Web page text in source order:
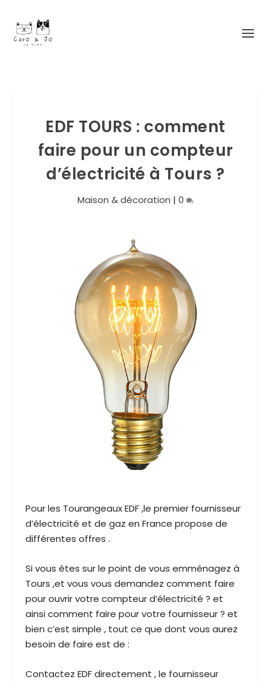
EDF TOURS : comment
faire pour un compteur
d’électricité à Tours ?
Maison & décoration | 0
Pour les Tourangeaux EDF ,le premier fournisseur
d’électricité et de gaz en France propose de
différentes offres .
Si vous êtes sur le point de vous emménagez à
Tours ,et vous vous demandez comment faire
pour ouvrir votre compteur d’électricité ? et
ainsi comment faire pour votre fournisseur ? et
bien c’est simple , tout ce que dont vous aurez
besoin de faire est de :
Contactez EDF directement , le fournisseur